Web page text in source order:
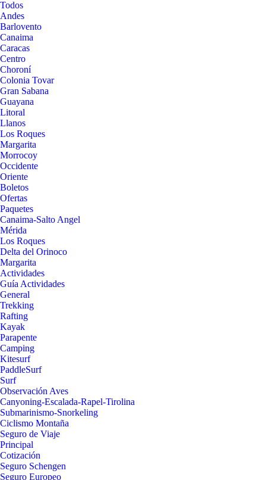
Todos
Andes
Barlovento
Canaima
Caracas
Centro
Choroní
Colonia Tovar
Gran Sabana
Guayana
Litoral
Llanos
Los Roques
Margarita
Morrocoy
Occidente
Oriente
Boletos
Ofertas
Paquetes
Canaima-Salto Angel
Mérida
Los Roques
Delta del Orinoco
Margarita
Actividades
Guía Actividades
General
Trekking
Rafting
Kayak
Parapente
Camping
Kitesurf
PaddleSurf
Surf
Observación Aves
Canyoning-Escalada-Rapel-Tirolina
Submarinismo-Snorkeling
Ciclismo Montaña
Seguro de Viaje
Principal
Cotización
Seguro Schengen
Seguro Europeo